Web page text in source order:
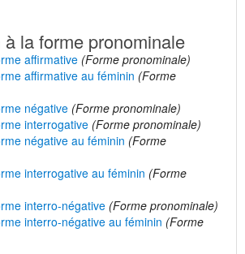
la forme pronominale
affirmative (Forme pronominale)
affirmative au féminin (Forme
négative (Forme pronominale)
interrogative (Forme pronominale)
négative au féminin (Forme
interrogative au féminin (Forme
interro-négative (Forme pronominale)
interro-négative au féminin (Forme